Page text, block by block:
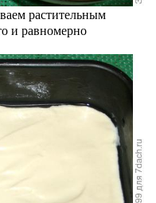
растительным
и равномерно